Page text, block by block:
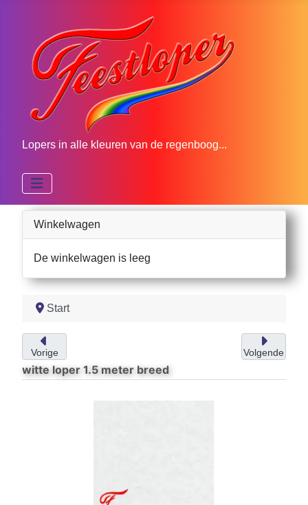
Lopers in alle kleuren van de regenboog...
Winkelwagen
De winkelwagen is leeg
Start
Vorige Volgende
witte loper 1.5 meter breed